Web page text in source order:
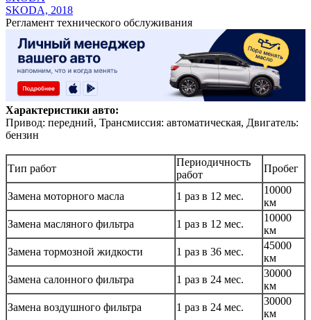
SKODA, 2018
Регламент технического обслуживания
Характеристики авто:
Привод: передний, Трансмиссия: автоматическая, Двигатель:
бензин
Тип работ
Периодичность
работ
Пробег
Замена моторного масла 1 раз в 12 мес.
10000
км
Замена масляного фильтра
1 раз в 12 мес.
10000
км
Замена тормозной жидкости
1 раз в 36 мес.
45000
км
Замена салонного фильтра
1 раз в 24 мес.
30000
км
Замена воздушного фильтра
1 раз в 24 мес.
30000
км